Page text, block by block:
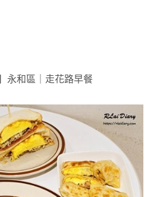
永和區｜走花路早餐